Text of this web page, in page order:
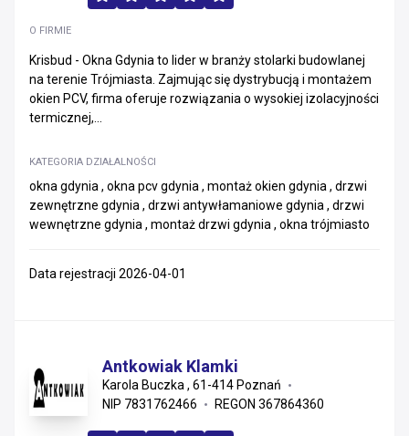
O FIRMIE
Krisbud - Okna Gdynia to lider w branży stolarki budowlanej
na terenie Trójmiasta. Zajmując się dystrybucją i montażem
okien PCV, firma oferuje rozwiązania o wysokiej izolacyjności
termicznej,...
KATEGORIA DZIAŁALNOŚCI
okna gdynia , okna pcv gdynia , montaż okien gdynia , drzwi
zewnętrzne gdynia , drzwi antywłamaniowe gdynia , drzwi
wewnętrzne gdynia , montaż drzwi gdynia , okna trójmiasto
Data rejestracji 2026-04-01
Antkowiak Klamki
Karola Buczka , 61-414 Poznań
NIP 7831762466
REGON 367864360